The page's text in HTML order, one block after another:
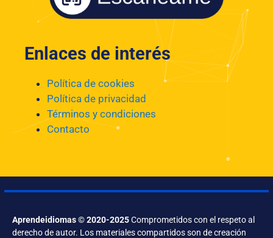
Enlaces de interés
Política de cookies
Política de privacidad
Términos y condiciones
Contacto
Aprendeidiomas © 2020-2025Comprometidos con el respeto al
derecho de autor. Los materiales compartidos son de creación